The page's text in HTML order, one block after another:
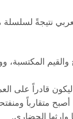
نتيجةً
والقيم
قادراً على
متقارباً
الحضاري.